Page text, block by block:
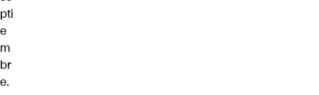
pti
e
m
br
e.